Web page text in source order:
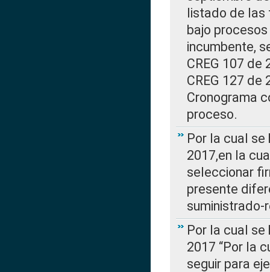
listado de las
bajo
incumbente,
CREG 107
CREG 127 de
Cronograma
proceso.
Por la cual se
2017,en la
seleccionar
presente
Por la cual se
2017 “Por la
seguir para